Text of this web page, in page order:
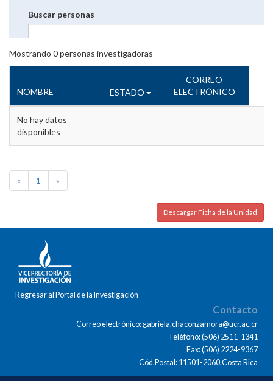
Buscar personas
Mostrando 0personas investigadoras
NOMBRE ESTADO
CORREO
ELECTRÓNICO
No hay datos
disponibles
« 1 »
Descargar Ficha de la Unidad
Regresar al Portal de la Investigación
Contacto
Correo electrónico: gabriela.chaconzamora@ucr.ac.cr
Teléfono: (506) 2511-1341
Fax: (506) 2224-9367
Cód.Postal: 11501-2060,Costa Rica